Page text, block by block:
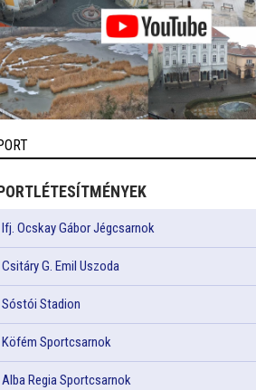
Ifj. Ocskay Gábor Jégcsarnok
Csitáry G. Emil Uszoda
Sóstói Stadion
Köfém Sportcsarnok
Alba Regia Sportcsarnok